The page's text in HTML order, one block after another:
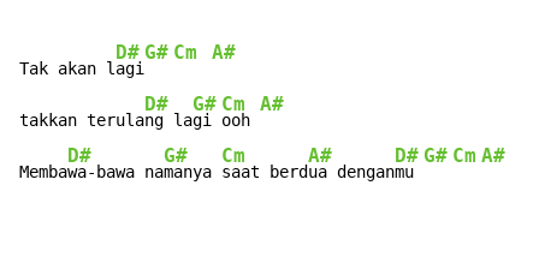
Tak akan l
D#
agi
G# Cm A#
takkan terula
D#
ng la
G#
gi
Cm
ooh
A#
Memba
D#
wa-bawa na
G#
manya
Cm
saat berd
A#
ua dengan
D#
mu
G# Cm A#